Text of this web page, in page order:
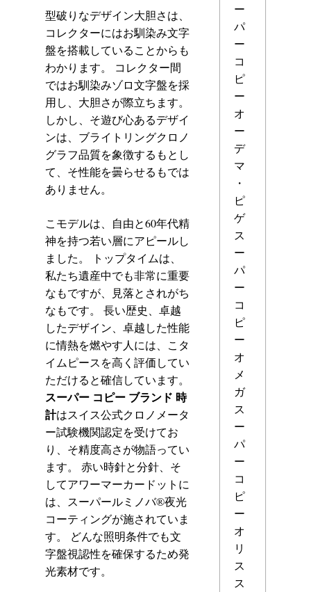
型破りなデザイン大胆さは、
コレクターにはお馴染み文字
盤を搭載していることからも
わかります。 コレクター間
ではお馴染みゾロ文字盤を採
用し、大胆さが際立ちます。
しかし、そ遊び心あるデザイ
ンは、ブライトリングクロノ
グラフ品質を象徴するもとし
て、そ性能を曇らせるもでは
ありません。
こモデルは、自由と60年代精
神を持つ若い層にアピールし
ました。 トップタイムは、
私たち遺産中でも非常に重要
なもですが、見落とされがち
なもです。 長い歴史、卓越
したデザイン、卓越した性能
に情熱を燃やす人には、こタ
イムピースを高く評価してい
ただけると確信しています。
スーパー コピー ブランド 時
計はスイス公式クロノメータ
ー試験機関認定を受けてお
り、そ精度高さが物語ってい
ます。 赤い時針と分針、そ
してアワーマーカードットに
は、スーパールミノバ®夜光
コーティングが施されていま
す。 どんな照明条件でも文
字盤視認性を確保するため発
光素材です。
ー
パ
ー
コ
ピ
ー
オ
ー
デ
マ
・
ピ
ゲ
ス
ー
パ
ー
コ
ピ
ー
オ
メ
ガ
ス
ー
パ
ー
コ
ピ
ー
オ
リ
ス
ス